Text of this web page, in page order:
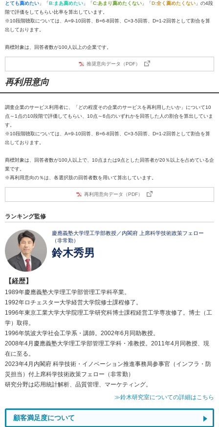
とても薦めたい 」「B:まあ薦めたい 」「C:あまり薦めたくない 」「D:全く薦めたくない 」の4段
階で評価をしてもらい比率を算出しています。
※10段階聴取については、A=9-10回答、B=6-8回答、C=3-5回答、D=1-2回答として割合を算
出しております。
商標対象は、回答者数が100人以上の企業です。
推奨意向データ（PDF）
再利用意向
調査企業のサービス利用者に、「どの程度その企業のサービスを再利用したいか」について10
点～1点の10段階で評価してもらい、10点～6点のいずれかを回答した人の割合を算出していま
す。
※10段階聴取については、A=9-10回答、B=6-8回答、C=3-5回答、D=1-2回答として割合を算
出しております。
商標対象は、回答者数が100人以上で、10点または9点とした回答者が20％以上を占めている企
業です。
※再利用意向の％は、各選択肢の回答者数を用いて算出しています。
再利用意向データ（PDF）
ランキング監修
慶應義塾大学理工学部教授／内閣府 上席科学技術政策フェロー
（非常勤）
鈴木秀男
【経歴】
1989年慶應義塾大学理工学部管理工学科卒業。
1992年ロチェスター大学経営大学院修士課程修了。
1996年東京工業大学大学院理工学研究科博士課程経営工学専攻修了。博士（工
学）取得。
1996年筑波大学社会工学系・講師。2002年6月同助教授。
2008年4月慶應義塾大学理工学部管理工学科・准教授。2011年4月同教授、現
在に至る。
2023年4月内閣府 科学技術・イノベーション推進事務局参事官（インフラ・防
災担当）付上席科学技術政策フェロー（非常勤）
研究分野は応用統計解析、品質管理、マーケティング。
≫鈴木研究室についての詳細はこちら
顧客満足度について